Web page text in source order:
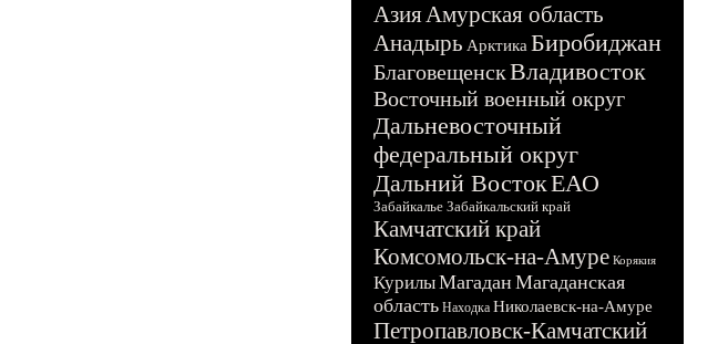
АзияАмурская область
Анадырь Арктика Биробиджан
БлаговещенскВладивосток
Восточный военный округ
Дальневосточный
федеральный округ
Дальний ВостокЕАО
Забайкалье Забайкальский край
Камчатский край
Комсомольск-на-Амуре Корякия
КурилыМагадан Магаданская
область Находка Николаевск-на-Амуре
Петропавловск-Камчатский